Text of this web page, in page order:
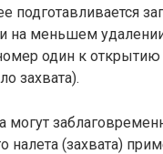
подготавливается
на меньшем
один к
захвата).
могут
налета (захвата)